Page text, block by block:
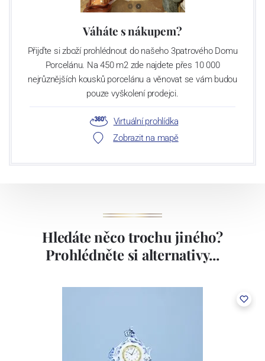
Váháte s nákupem?
Přijďte si zboží prohlédnout do našeho 3patrového Domu
Porcelánu. Na 450 m2 zde najdete přes 10 000
nejrůznějších kousků porcelánu a věnovat se vám budou
pouze vyškolení prodejci.
Virtuální prohlídka
Zobrazit na mapě
Hledáte něco trochu jiného?
Prohlédněte si alternativy...